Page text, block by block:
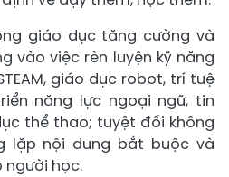
giáo dục tăng cường và
vào việc rèn luyện kỹ năng
giáo dục robot, trí tuệ
năng lực ngoại ngữ, tin
thể thao; tuyệt đối không
lặp nội dung bắt buộc và
người học.